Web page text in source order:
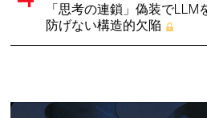
「思考の連鎖」偽装で
防げない構造的欠陥